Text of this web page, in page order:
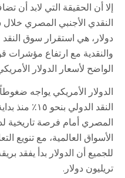
إلا أن الحقيقة التي لابد أن
دولار، هي استقرار سوق النقد
والنقدية مع ارتفاع مؤشرات
الواضح لأسعار الدولار
الدولار الأمريكي يواجه
النقد الدولي
المصري أمام فرصة تاريخية
الأسواق العالمية، مع تنويع
تريليون دولار.